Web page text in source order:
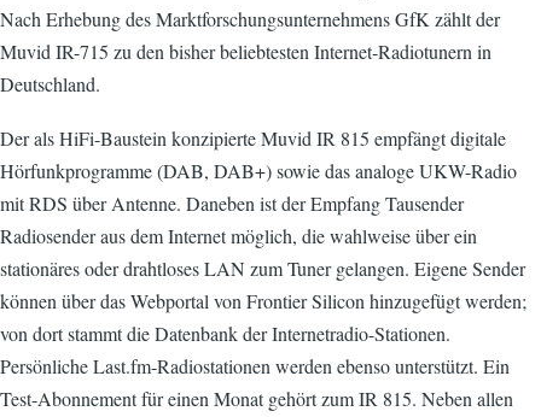
Nach Erhebung des Marktforschungsunternehmens GfK zählt der
Muvid IR-715 zu den bisher beliebtesten Internet-Radiotunern in
Deutschland.
Der als HiFi-Baustein konzipierte Muvid IR 815 empfängt digitale
Hörfunkprogramme (DAB, DAB+) sowie das analoge UKW-Radio
mit RDS über Antenne. Daneben ist der Empfang Tausender
Radiosender aus dem Internet möglich, die wahlweise über ein
stationäres oder drahtloses LAN zum Tuner gelangen. Eigene Sender
können über das Webportal von Frontier Silicon hinzugefügt werden;
von dort stammt die Datenbank der Internetradio-Stationen.
Persönliche Last.fm-Radiostationen werden ebenso unterstützt. Ein
Test-Abonnement für einen Monat gehört zum IR 815. Neben allen